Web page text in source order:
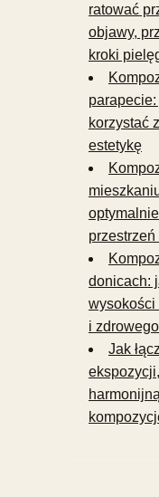
ratować
objawy,
kroki
parapecie:
korzystać
estetykę
donicach:
wysokości
i
Jak